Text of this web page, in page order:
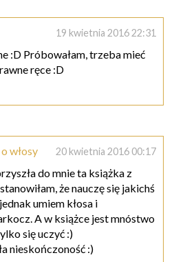
19 kwietnia 2016 22:31
:D Próbowałam, trzeba mieć
ręce :D
włosy 20 kwietnia 2016 00:17
do mnie ta książka z
że nauczę się jakichś
umiem kłosa i
A w książce jest mnóstwo
się uczyć :)
nieskończoność :)